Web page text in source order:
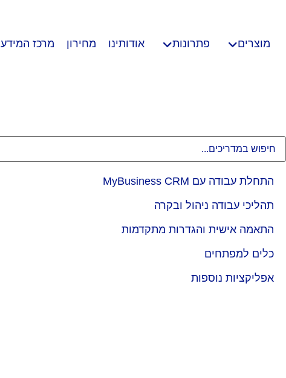
מוצרים פתרונות אודותינו מחירון מרכז המידע
התחלת עבודה עם MyBusiness CRM
תהליכי עבודה ניהול ובקרה
התאמה אישית והגדרות מתקדמות
כלים למפתחים
אפליקציות נוספות